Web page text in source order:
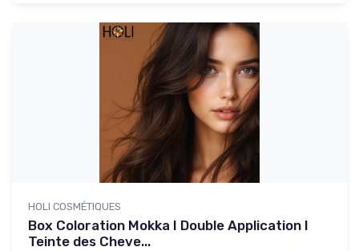
HOLI COSMÉTIQUES
Box Coloration Mokka I Double Application I
Teinte des Cheve...